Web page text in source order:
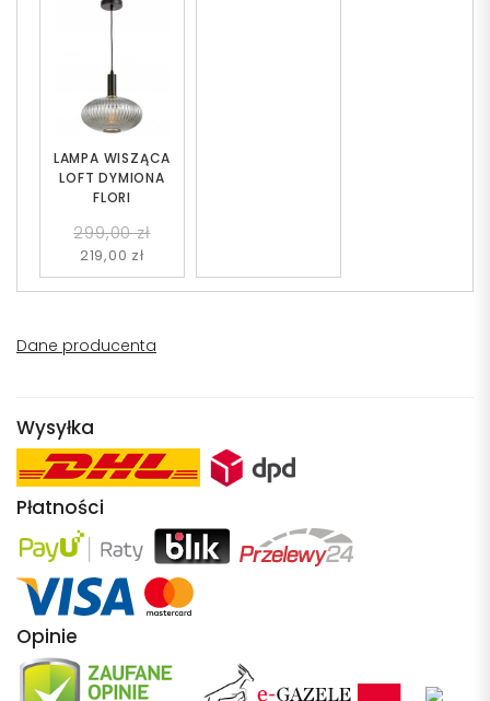
LAMPA WISZĄCA
LOFT DYMIONA
FLORI
299,00 zł
219,00 zł
Dane producenta
Wysyłka
Płatności
Opinie